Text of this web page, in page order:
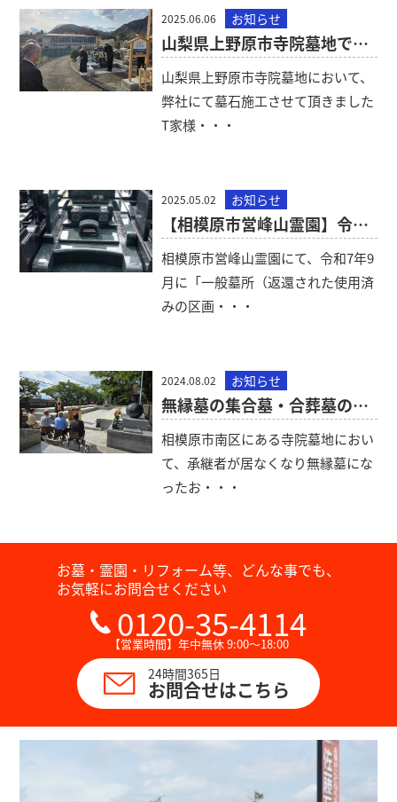
2025.06.06 お知らせ
山梨県上野原市寺院墓地で納骨のお手伝いをいたしました。
山梨県上野原市寺院墓地において、
弊社にて墓石施工させて頂きました
T家様・・・
2025.05.02 お知らせ
【相模原市営峰山霊園】令和7年9月に公募を予定しています。
相模原市営峰山霊園にて、令和7年9
月に「一般墓所（返還された使用済
みの区画・・・
2024.08.02 お知らせ
無縁墓の集合墓・合葬墓の建立から祈願法要までお手伝いしました
相模原市南区にある寺院墓地におい
て、承継者が居なくなり無縁墓にな
ったお・・・
お墓・霊園・リフォーム等、どんな事でも、
お気軽にお問合せください
0120-35-4114
【営業時間】年中無休 9:00～18:00
24時間365日
お問合せはこちら